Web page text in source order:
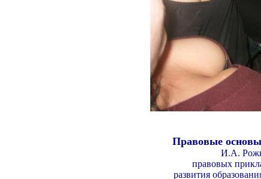
Правовые основы
И.А.
правовых
развития